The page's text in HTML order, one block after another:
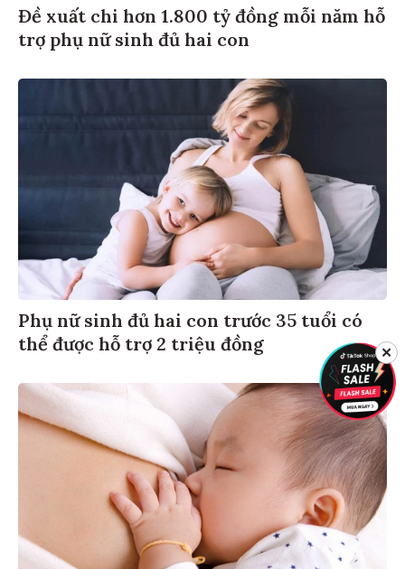
Đề xuất chi hơn 1.800 tỷ đồng mỗi năm hỗ
trợ phụ nữ sinh đủ hai con
Phụ nữ sinh đủ hai con trước 35 tuổi có
thể được hỗ trợ 2 triệu đồng
✕